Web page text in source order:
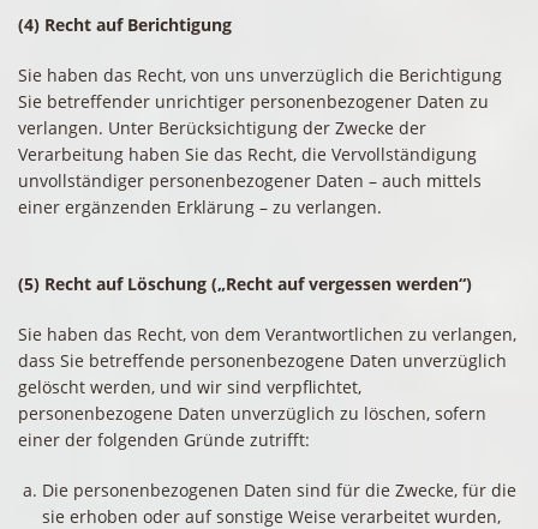
(4) Recht auf Berichtigung
Sie haben das Recht, von uns unverzüglich die Berichtigung
Sie betreffender unrichtiger personenbezogener Daten zu
verlangen. Unter Berücksichtigung der Zwecke der
Verarbeitung haben Sie das Recht, die Vervollständigung
unvollständiger personenbezogener Daten – auch mittels
einer ergänzenden Erklärung – zu verlangen.
(5) Recht auf Löschung („Recht auf vergessen werden“)
Sie haben das Recht, von dem Verantwortlichen zu verlangen,
dass Sie betreffende personenbezogene Daten unverzüglich
gelöscht werden, und wir sind verpflichtet,
personenbezogene Daten unverzüglich zu löschen, sofern
einer der folgenden Gründe zutrifft:
Die personenbezogenen Daten sind für die Zwecke, für die
sie erhoben oder auf sonstige Weise verarbeitet wurden,